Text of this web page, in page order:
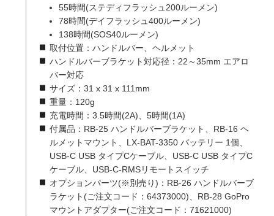
55時間(ステディフラッシュ200ルーメン)
78時間(デイフラッシュ400ルーメン)
138時間(SOS40ルーメン)
取付位置：ハンドルバー、ヘルメット
ハンドルバーブラケット対応径：22～35mm エアロ
バー対応
サイズ：31 x 31 x 111mm
重量：120g
充電時間：3.5時間(2A)、5時間(1A)
付属品：RB-25 ハンドルバーブラケット、RB-16 ヘ
ルメットマウント、LX-BAT-3350 バッテリー 1個、
USB-C USB タイプCケーブル、USB-C USB タイプC
ケーブル、USB-C-RMSリモートスイッチ
オプションパーツ(※別売り)：RB-26 ハンドルバーブ
ラケット(ご注文コード：64373000)、RB-28 GoPro
マウントアダプター(ご注文コード：71621000)